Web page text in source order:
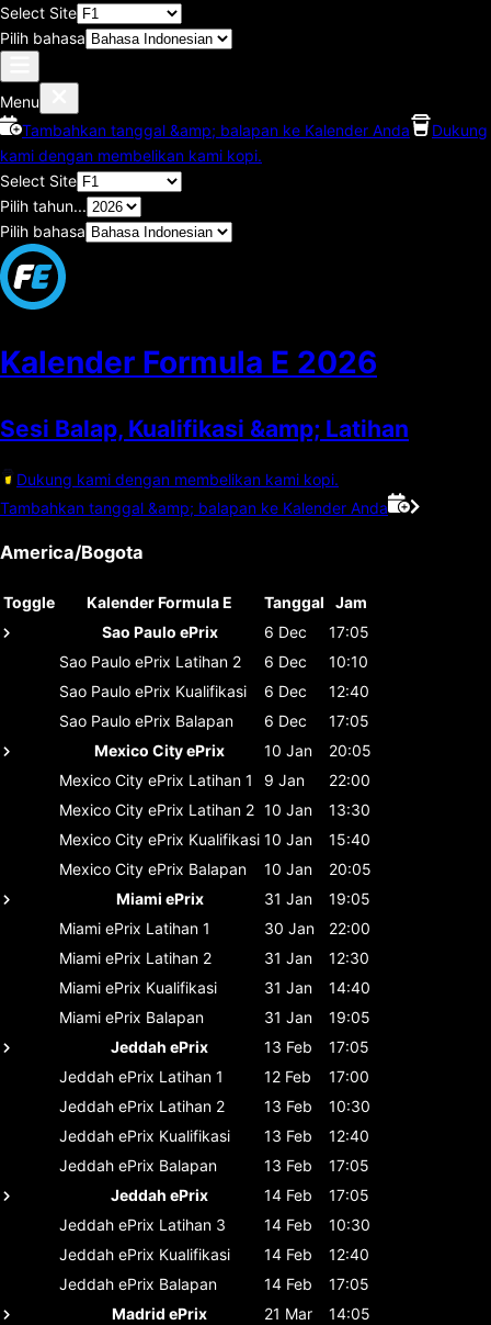
Select Site
Pilih bahasa
Menu
Tambahkan tanggal &amp; balapan ke Kalender Anda
Dukung
kami dengan membelikan kami kopi.
Select Site
Pilih tahun...
Pilih bahasa
Kalender Formula E 2026
Sesi Balap, Kualifikasi &amp; Latihan
Dukung kami dengan membelikan kami kopi.
Tambahkan tanggal &amp; balapan ke Kalender Anda
America/Bogota
Toggle Kalender Formula E Tanggal
Jam
Sao Paulo ePrix
6 Dec
17:05
Sao Paulo ePrix Latihan 2 6 Dec
10:10
Sao Paulo ePrix Kualifikasi 6 Dec
12:40
Sao Paulo ePrix Balapan 6 Dec
17:05
Mexico City ePrix
10 Jan
20:05
Mexico City ePrix Latihan 1 9 Jan
22:00
Mexico City ePrix Latihan 2 10 Jan
13:30
Mexico City ePrix Kualifikasi 10 Jan
15:40
Mexico City ePrix Balapan 10 Jan
20:05
Miami ePrix
31 Jan
19:05
Miami ePrix Latihan 1 30 Jan
22:00
Miami ePrix Latihan 2 31 Jan
12:30
Miami ePrix Kualifikasi 31 Jan
14:40
Miami ePrix Balapan 31 Jan
19:05
Jeddah ePrix
13 Feb
17:05
Jeddah ePrix Latihan 1 12 Feb
17:00
Jeddah ePrix Latihan 2 13 Feb
10:30
Jeddah ePrix Kualifikasi 13 Feb
12:40
Jeddah ePrix Balapan 13 Feb
17:05
Jeddah ePrix
14 Feb
17:05
Jeddah ePrix Latihan 3 14 Feb
10:30
Jeddah ePrix Kualifikasi 14 Feb
12:40
Jeddah ePrix Balapan 14 Feb
17:05
Madrid ePrix
21 Mar
14:05